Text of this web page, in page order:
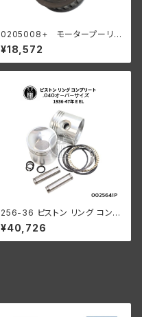
0205008+ モータープーリー
24T ベルトドライブ用 45" サイ
ドカー
¥18,572
256-36 ピストン リング コンプ
リート .040オーバーサイズ 19
36-47年 E/EL
¥40,726